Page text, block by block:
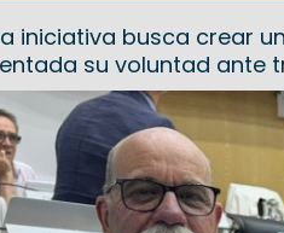
iniciativa busca crear
su voluntad ante